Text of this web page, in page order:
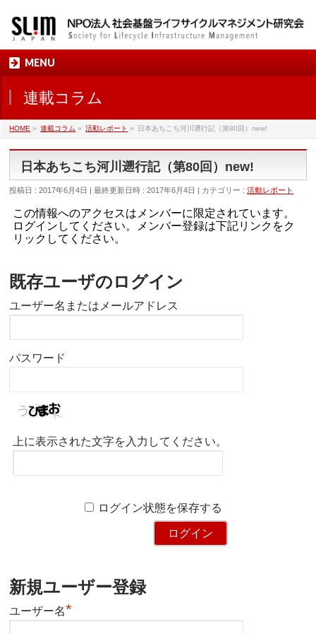
MENU
連載コラム
HOME » 連載コラム » 活動レポート » 日本あちこち河川遡行記（第80回）new!
日本あちこち河川遡行記（第80回）new!
投稿日 : 2017年6月4日 最終更新日時 : 2017年6月4日 カテゴリー :活動レポート
この情報へのアクセスはメンバーに限定されています。
ログインしてください。メンバー登録は下記リンクをク
リックしてください。
既存ユーザのログイン
ユーザー名またはメールアドレス
パスワード
上に表示された文字を入力してください。
ログイン状態を保存する
新規ユーザー登録
ユーザー名*